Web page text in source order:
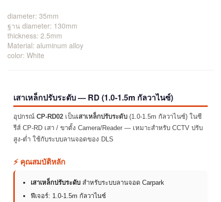
diameter: 35mm
ฐาน diameter: 130mm
thickness: 2.5mm
Material: aluminum alloy
color: White
เสาเหล็กปรับระดับ — RD (1.0-1.5m กัลวาไนซ์)
อุปกรณ์ CP-RD02 เป็นเสาเหล็กปรับระดับ (1.0-1.5m กัลวาไนซ์) ในซี
รีส์ CP-RD เสา / ขาตั้ง Camera/Reader — เหมาะสำหรับ CCTV ปรับ
สูง-ต่ำ ใช้กับระบบลานจอดของ DLS
⚡ คุณสมบัติหลัก
เสาเหล็กปรับระดับ สำหรับระบบลานจอด Carpark
ฟีเจอร์: 1.0-1.5m กัลวาไนซ์